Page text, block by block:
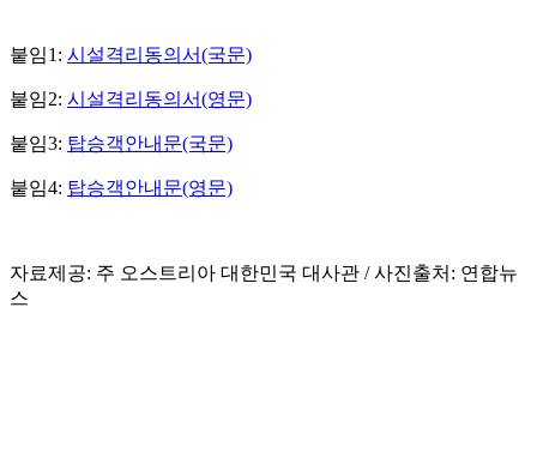
붙임1: 시설격리동의서(국문)
붙임2: 시설격리동의서(영문)
붙임3: 탑승객안내문(국문)
붙임4: 탑승객안내문(영문)
자료제공: 주 오스트리아 대한민국 대사관 / 사진출처: 연합뉴
스